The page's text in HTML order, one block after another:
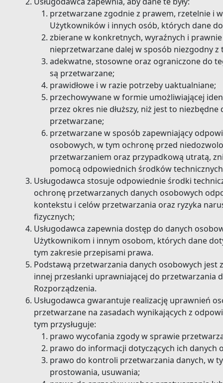
przetwarzane zgodnie z prawem, rzetelnie i
Użytkowników i innych osób, których dane
zbierane w konkretnych, wyraźnych i
nieprzetwarzane dalej w sposób niezgodny z
adekwatne, stosowne oraz ograniczone do
są przetwarzane;
prawidłowe i w razie potrzeby uaktualniane;
przechowywane w formie umożliwiającej
przez okres nie dłuższy, niż jest to
przetwarzane;
przetwarzane w sposób zapewniający
osobowych, w tym ochronę przed
przetwarzaniem oraz przypadkową utratą,
pomocą odpowiednich środków
Usługodawca stosuje odpowiednie środki
ochronę przetwarzanych danych osobowych
kontekstu i celów przetwarzania oraz ryzyka
fizycznych;
Usługodawca zapewnia dostęp do danych
Użytkownikom i innym osobom, których dane
tym zakresie przepisami prawa.
Podstawą przetwarzania danych osobowych
innej przesłanki uprawniającej do przetwarzania
Rozporządzenia.
Usługodawca gwarantuje realizację uprawnień
przetwarzane na zasadach wynikających z
tym przysługuje:
prawo wycofania zgody w sprawie
prawo do informacji dotyczących ich danych
prawo do kontroli przetwarzania danych, w
prostowania, usuwania;